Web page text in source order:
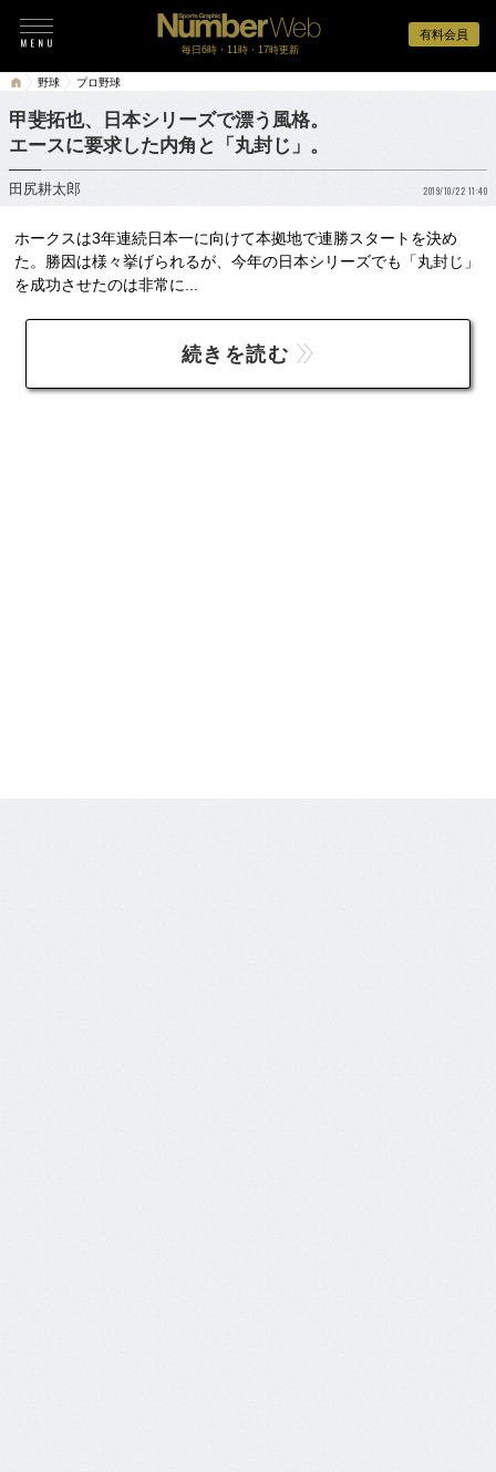
有料会員
毎日6時・11時・17時更新
野球 プロ野球
甲斐拓也、日本シリーズで漂う風格。
エースに要求した内角と「丸封じ」。
田尻耕太郎 2019/10/22 11:40
ホークスは3年連続日本一に向けて本拠地で連勝スタートを決め
た。勝因は様々挙げられるが、今年の日本シリーズでも「丸封じ」
を成功させたのは非常に...
続きを読む